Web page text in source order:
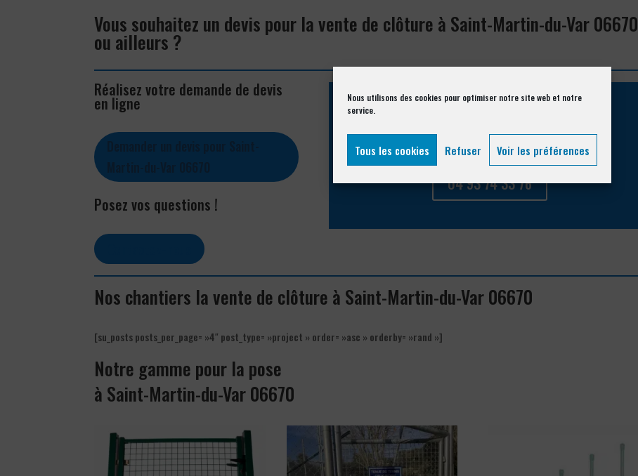
Nous utilisons des cookies pour optimiser notre site web et notre
service.
Tous les cookies Refuser Voir les préférences
Vous souhaitez un devis pour la vente de clôture à Saint-Martin-du-Var 06670
ou ailleurs ?
Réalisez votre demande de devis
en ligne
Posez vos questions !
Vous souhaitez avoir des informations complémentaires ?
04 93 74 33 76
Nos chantiers la vente de clôture à Saint-Martin-du-Var 06670
[su_posts posts_per_page= »4″ post_type= »project » order= »asc » orderby= »rand »]
Notre gamme pour la pose
à Saint-Martin-du-Var 06670